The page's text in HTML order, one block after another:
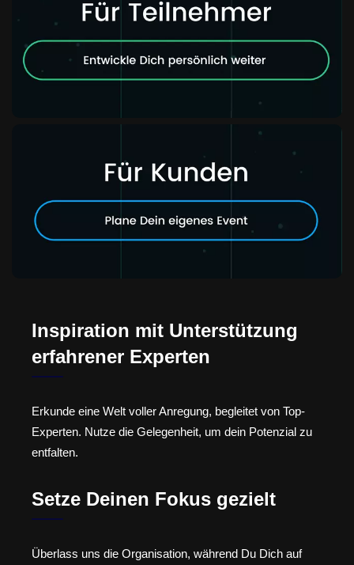
Inspiration mit Unterstützung
erfahrener Experten
Erkunde eine Welt voller Anregung, begleitet von Top-
Experten. Nutze die Gelegenheit, um dein Potenzial zu
entfalten.
Setze Deinen Fokus gezielt
Überlass uns die Organisation, während Du Dich auf